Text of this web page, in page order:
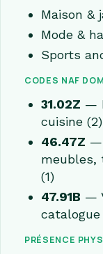
Maison &
Mode &
Sports
CODES NAF
31.02Z —
cuisine (2)
46.47Z —
meubles,
(1)
47.91B —
catalogue
PRÉSENCE